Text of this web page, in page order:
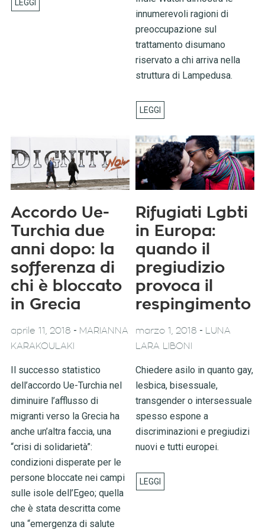
innumerevoli ragioni di
preoccupazione sul
trattamento disumano
riservato a chi arriva nella
struttura di Lampedusa.
Accordo Ue-
Turchia due
anni dopo: la
sofferenza di
chi è bloccato
in Grecia
aprile 11, 2018 - MARIANNA
KARAKOULAKI
Il successo statistico
dell’accordo Ue-Turchia nel
diminuire l’afflusso di
migranti verso la Grecia ha
anche un’altra faccia, una
“crisi di solidarietà”:
condizioni disperate per le
persone bloccate nei campi
sulle isole dell’Egeo; quella
che è stata descritta come
una “emergenza di salute
Rifugiati Lgbti
in Europa:
quando il
pregiudizio
provoca il
respingimento
marzo 1, 2018 -
LUNA
LARA LIBONI
Chiedere asilo in quanto gay,
lesbica, bisessuale,
transgender o intersessuale
spesso espone a
discriminazioni e pregiudizi
nuovi e tutti europei.